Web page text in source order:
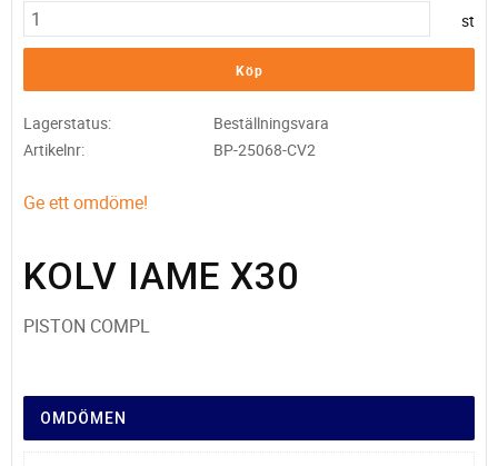
st
Köp
Lagerstatus
Beställningsvara
Artikelnr
BP-25068-CV2
Ge ett omdöme!
KOLV IAME X30
PISTON COMPL
OMDÖMEN